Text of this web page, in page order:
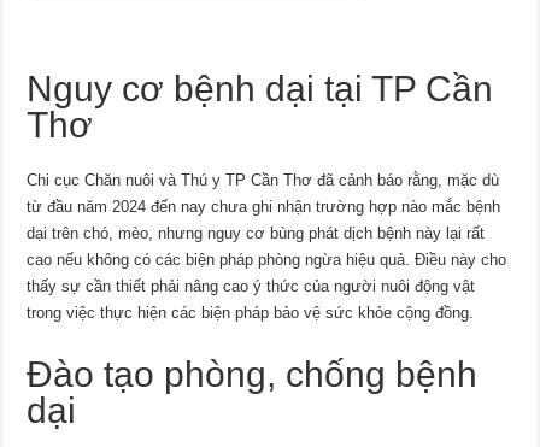
Nguy cơ bệnh dại tại TP Cần
Thơ
Chi cục Chăn nuôi và Thú y TP Cần Thơ đã cảnh báo rằng, mặc dù
từ đầu năm 2024 đến nay chưa ghi nhận trường hợp nào mắc bệnh
dại trên chó, mèo, nhưng nguy cơ bùng phát dịch bệnh này lại rất
cao nếu không có các biện pháp phòng ngừa hiệu quả. Điều này cho
thấy sự cần thiết phải nâng cao ý thức của người nuôi động vật
trong việc thực hiện các biện pháp bảo vệ sức khỏe cộng đồng.
Đào tạo phòng, chống bệnh
dại